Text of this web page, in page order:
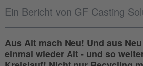
Ein Bericht von GF Casting
Aus Alt mach Neu! Und aus
einmal wieder Alt - und so